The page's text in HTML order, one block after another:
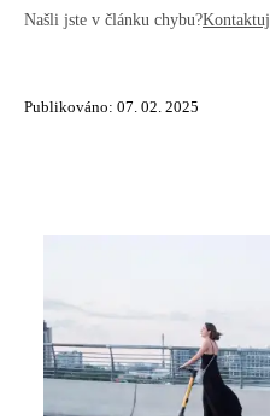
Našli jste v článku chybu?
Publikováno: 07. 02. 2025